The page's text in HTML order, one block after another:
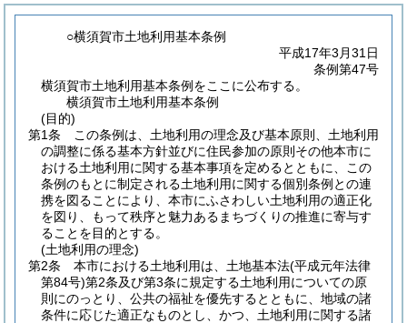
○横須賀市土地利用基本条例
平成17年3月31日
条例第47号
横須賀市土地利用基本条例をここに公布する。
横須賀市土地利用基本条例
(目的)
第1条
この条例は、土地利用の理念及び基本原則、土地利用
の調整に係る基本方針並びに住民参加の原則その他本市に
おける土地利用に関する基本事項を定めるとともに、この
条例のもとに制定される土地利用に関する個別条例との連
携を図ることにより、本市にふさわしい土地利用の適正化
を図り、もって秩序と魅力あるまちづくりの推進に寄与す
ることを目的とする。
(土地利用の理念)
第2条
本市における土地利用は、土地基本法(平成元年法律
第84号)第2条及び第3条に規定する土地利用についての原
則にのっとり、公共の福祉を優先するとともに、地域の諸
条件に応じた適正なものとし、かつ、土地利用に関する諸